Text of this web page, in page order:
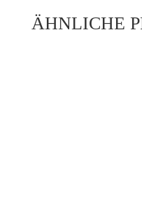
ÄHNLICHE